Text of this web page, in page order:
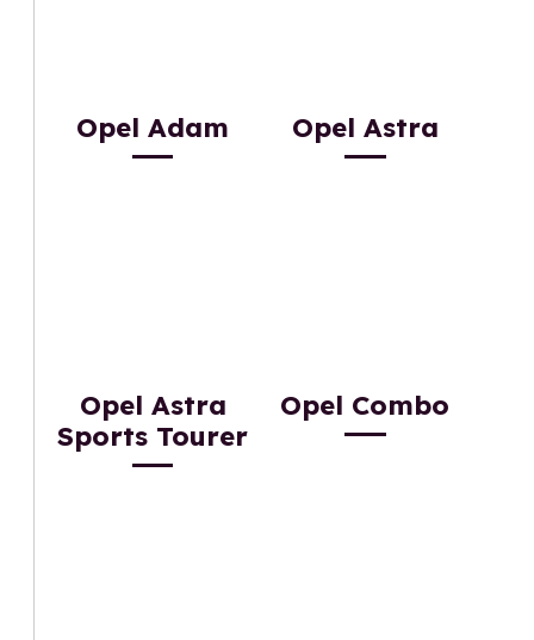
Opel Adam Opel Astra
Opel Astra
Sports Tourer
Opel Combo